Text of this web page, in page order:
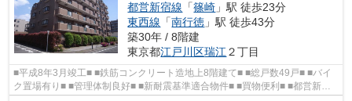
都営新宿線 「篠崎 」駅 徒歩23分
東西線 「南行徳 」駅 徒歩43分
築30年 / 8階建
東京都江戸川区瑞江 ２丁目
■平成8年3月竣工■ ■鉄筋コンクリート造地上8階建て■ ■総戸数49戸■ ■バイ
ク置場有り■ ■管理体制良好■ ■新耐震基準適合物件■ ■買物便利■ ■都営新宿